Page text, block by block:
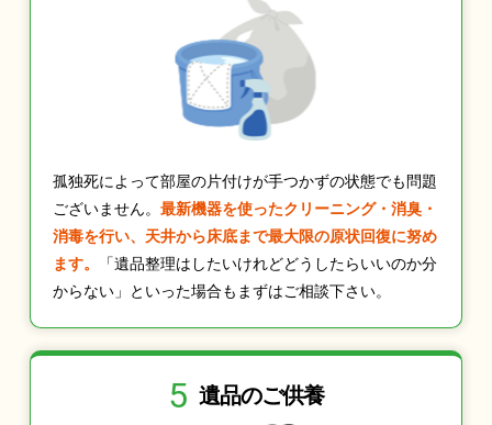
孤独死によって部屋の片付けが手つかずの状態でも問題
ございません。 最新機器を使ったクリーニング・消臭・
消毒を行い、天井から床底まで最大限の原状回復に努め
ます。
「遺品整理はしたいけれどどうしたらいいのか分
からない」といった場合もまずはご相談下さい。
5 遺品のご供養